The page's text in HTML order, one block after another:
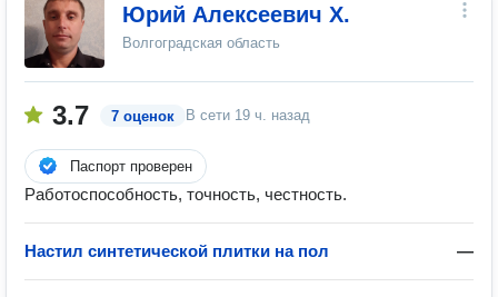
Юрий Алексеевич Х.
Волгоградская область
3.7 7 оценок В сети 19 ч. назад
Паспорт проверен
Работоспособность, точность, честность.
Настил синтетической плитки на пол —